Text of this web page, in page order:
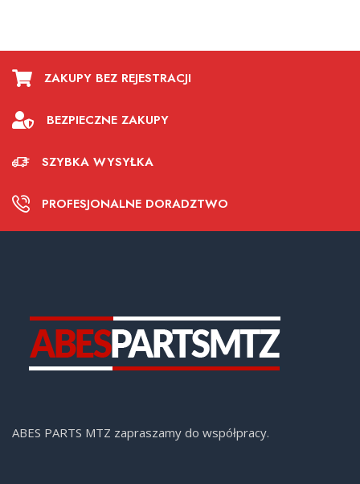
ZAKUPY BEZ REJESTRACJI
BEZPIECZNE ZAKUPY
SZYBKA WYSYŁKA
PROFESJONALNE DORADZTWO
ABES PARTS MTZ zapraszamy do współpracy.